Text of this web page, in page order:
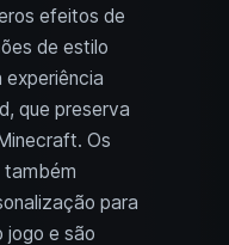
efeitos de
de estilo
experiência
que preserva
Os
também
para
jogo e são